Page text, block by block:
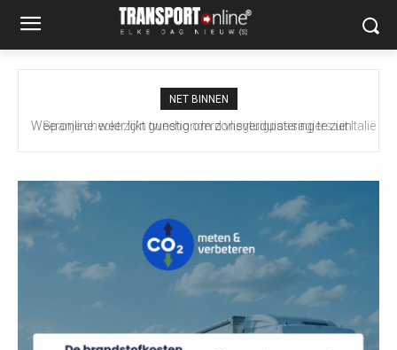
NET BINNEN
Spanje checkt zo’n tweehonderd vliegtuigpassagiers uit Italië